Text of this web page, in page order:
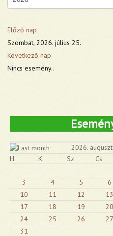
Előző nap
Szombat, 2026. július 25.
Következő nap
Nincs esemény..
2026.
H
K Sz Cs
3
4 5 6
10
11 12 13
17
18 19 20
24
25 26 27
31